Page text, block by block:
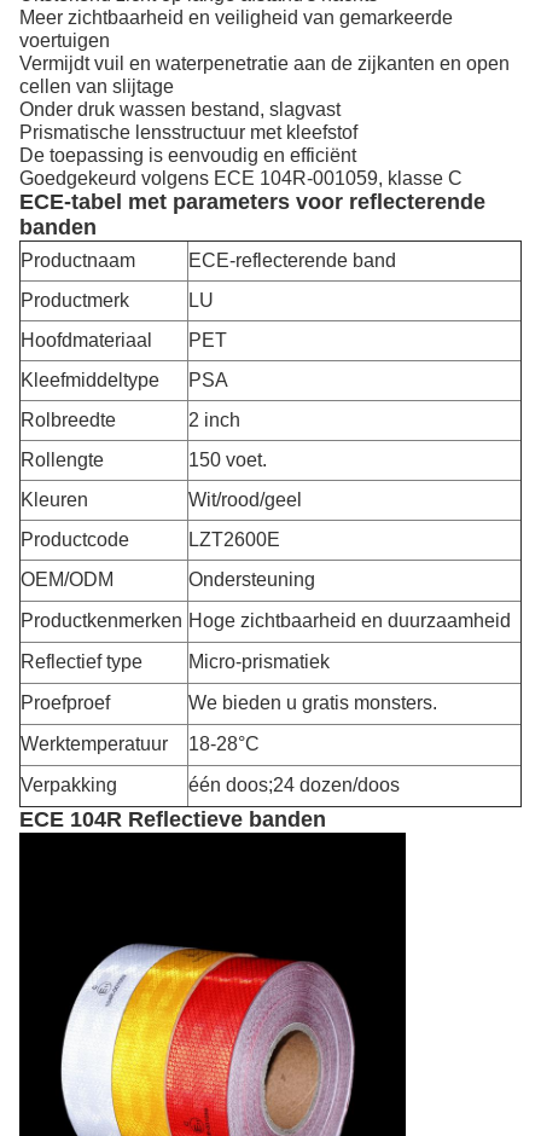
Meer zichtbaarheid en veiligheid van gemarkeerde
voertuigen
Vermijdt vuil en waterpenetratie aan de zijkanten en open
cellen van slijtage
Onder druk wassen bestand, slagvast
Prismatische lensstructuur met kleefstof
De toepassing is eenvoudig en efficiënt
Goedgekeurd volgens ECE 104R-001059, klasse C
ECE-tabel met parameters voor reflecterende
banden
Productnaam
ECE-reflecterende band
Productmerk
LU
Hoofdmateriaal
PET
Kleefmiddeltype
PSA
Rolbreedte
2 inch
Rollengte
150 voet.
Kleuren
Wit/rood/geel
Productcode
LZT2600E
OEM/ODM
Ondersteuning
Productkenmerken Hoge zichtbaarheid en duurzaamheid
Reflectief type
Micro-prismatiek
Proefproef
We bieden u gratis monsters.
Werktemperatuur
18-28°C
Verpakking
één doos;24 dozen/doos
ECE 104R Reflectieve banden